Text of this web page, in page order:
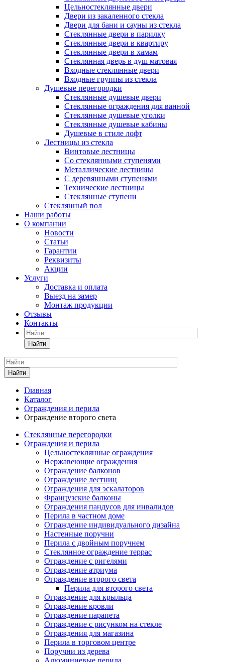
Цельностеклянные двери
Двери из закаленного стекла
Двери для бани и сауны из стекла
Стеклянные двери в парилку
Стеклянные двери в квартиру
Стеклянные двери в хамам
Стеклянная дверь в душ матовая
Входные стеклянные двери
Входные группы из стекла
Душевые перегородки
Стеклянные душевые двери
Стеклянные ограждения для ванной
Стеклянные душевые уголки
Стеклянные душевые кабины
Душевые в стиле лофт
Лестницы из стекла
Винтовые лестницы
Со стеклянными ступенями
Металлические лестницы
С деревянными ступенями
Технические лестницы
Стеклянные ступени
Стеклянный пол
Наши работы
О компании
Новости
Статьи
Гарантии
Реквизиты
Акции
Услуги
Доставка и оплата
Выезд на замер
Монтаж продукции
Отзывы
Контакты
Найти
Найти
Главная
Каталог
Ограждения и перила
Ограждение второго света
Cтеклянные перегородки
Ограждения и перила
Цельностеклянные ограждения
Нержавеющие ограждения
Ограждение балконов
Ограждение лестниц
Ограждения для эскалаторов
Французские балконы
Ограждения пандусов для инвалидов
Перила в частном доме
Ограждение индивидуального дизайна
Настенные поручни
Перила с двойным поручнем
Стеклянное ограждение террас
Ограждение с ригелями
Ограждение атриума
Ограждение второго света
Перила для второго света
Ограждение для крыльца
Ограждение кровли
Ограждение парапета
Ограждение с рисунком на стекле
Ограждения для магазина
Перила в торговом центре
Поручни из дерева
Алюминиевые перила